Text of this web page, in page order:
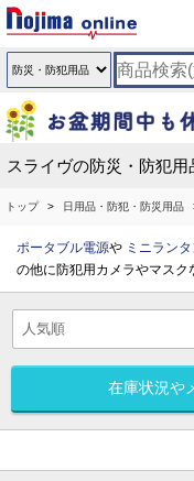
スライヴの防災・防犯用
トップ 日用品・防犯・防災用品
ポータブル電源や ミニランタ
の他に防犯用カメラやマスク
在庫状況や